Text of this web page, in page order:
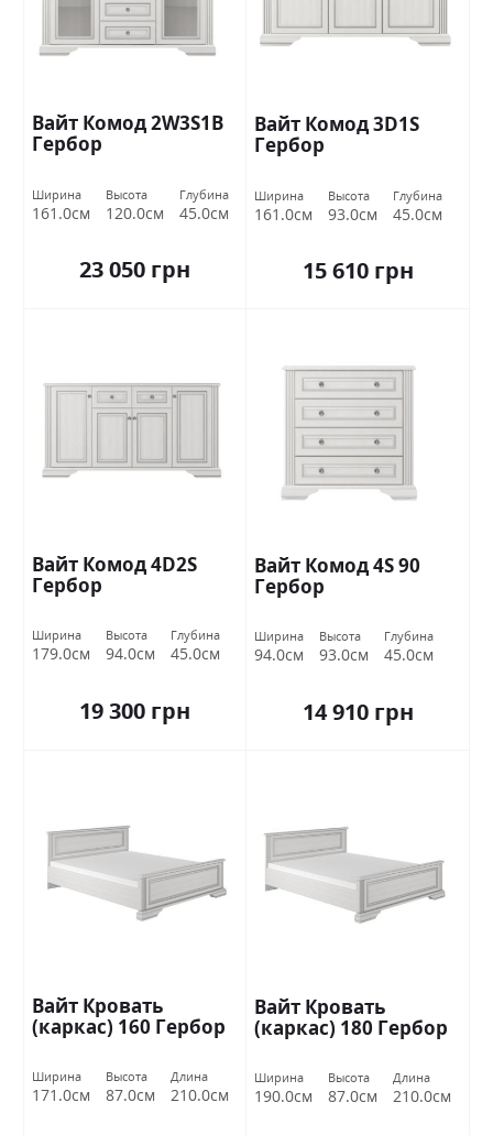
Вайт Комод 2W3S1B
Гербор
Ширина
161.0см
Высота
120.0см
Глубина
45.0см
23 050 грн
Вайт Комод 3D1S
Гербор
Ширина
161.0см
Высота
93.0см
Глубина
45.0см
15 610 грн
Вайт Комод 4D2S
Гербор
Ширина
179.0см
Высота
94.0см
Глубина
45.0см
19 300 грн
Вайт Комод 4S 90
Гербор
Ширина
94.0см
Высота
93.0см
Глубина
45.0см
14 910 грн
Вайт Кровать
(каркас) 160 Гербор
Ширина
171.0см
Высота
87.0см
Длина
210.0см
Вайт Кровать
(каркас) 180 Гербор
Ширина
190.0см
Высота
87.0см
Длина
210.0см